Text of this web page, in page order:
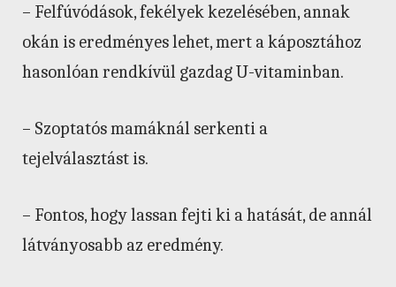
– Felfúvódások, fekélyek kezelésében, annak
okán is eredményes lehet, mert a káposztához
hasonlóan rendkívül gazdag U-vitaminban.
– Szoptatós mamáknál serkenti a
tejelválasztást is.
– Fontos, hogy lassan fejti ki a hatását, de annál
látványosabb az eredmény.